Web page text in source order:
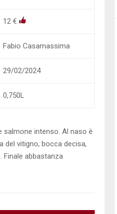
12 €
Fabio Casamassima
29/02/2024
0,750L
salmone intenso. Al naso è
del vitigno, bocca decisa,
Finale abbastanza